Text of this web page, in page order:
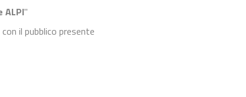
ALPI"
il pubblico presente